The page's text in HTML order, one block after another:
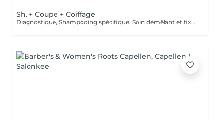
Sh. + Coupe + Coiffage
Diagnostique, Shampooing spécifique, Soin démêlant et fixation inclus. Veuillez prendre note que les prix indiqués sur Salonkee sont communiqués à titre informatif et s'entendent de base. Ces derniers sont susceptibles de varier selon le diagnostic réalisé à votre arrivée au salon et l'expertise du professionnel à qui vous confiez votre beauté. Dans tous les cas, un devis précis vous sera proposé et toutes réalisations de prestations seront effectuées avec votre accord.